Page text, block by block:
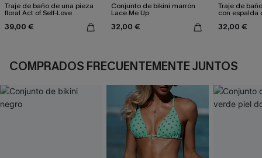
Traje de baño de una pieza
floral Act of Self-Love
39,00 €
Conjunto de bikini marrón
Lace Me Up
32,00 €
Traje de
con espalda
aleteo floral
32,00 €
COMPRADOS FRECUENTEMENTE JUNTOS